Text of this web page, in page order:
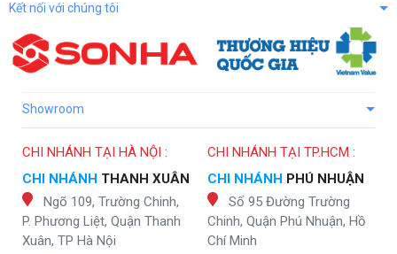
Kết nối với chúng tôi
Showroom
CHI NHÁNH TẠI HÀ NỘI :
CHI NHÁNH THANH XUÂN
Ngõ 109, Trường Chinh,
P. Phương Liệt, Quận Thanh
Xuân, TP Hà Nội
CHI NHÁNH TẠI TP.HCM :
CHI NHÁNH PHÚ NHUẬN
Số 95 Đường Trường
Chinh, Quận Phú Nhuận, Hồ
Chí Minh